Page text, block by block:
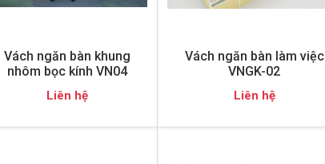
Vách ngăn bàn khung
nhôm bọc kính VN04
Liên hệ
Vách ngăn bàn làm việc
VNGK-02
Liên hệ